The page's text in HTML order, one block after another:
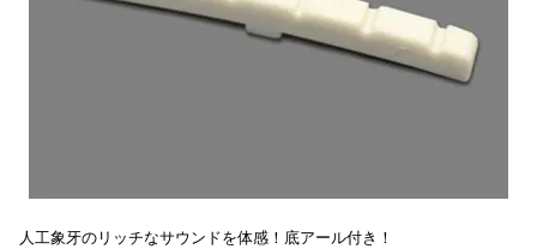
人工象牙のリッチなサウンドを体感！底アール付き！